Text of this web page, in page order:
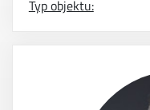
Typ objektu: